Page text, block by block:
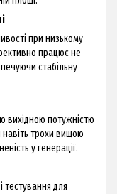
при низькому
працює не
стабільну
вихідною потужністю
трохи вищою
у генерації.
тестування для